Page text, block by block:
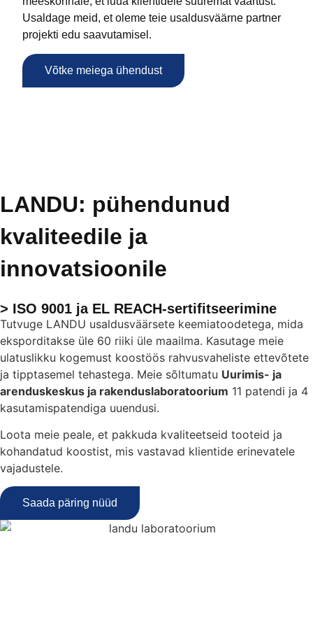
Usaldage meid, et oleme teie usaldusväärne partner
projekti edu saavutamisel.
Võtke meiega ühendust
LANDU: pühendunud
kvaliteedile ja
innovatsioonile
> ISO 9001 ja EL REACH-sertifitseerimine
Tutvuge LANDU usaldusväärsete keemiatoodetega, mida
eksporditakse üle 60 riiki üle maailma. Kasutage meie
ulatuslikku kogemust koostöös rahvusvaheliste ettevõtete
ja tipptasemel tehastega. Meie sõltumatu Uurimis- ja
arenduskeskus ja rakenduslaboratoorium 11 patendi ja 4
kasutamispatendiga uuendusi.
Loota meie peale, et pakkuda kvaliteetseid tooteid ja
kohandatud koostist, mis vastavad klientide erinevatele
vajadustele.
Saada päring nüüd